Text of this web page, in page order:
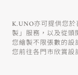
K.UNO亦可提供您
製」服務，以及從
您繪製不限張數的
您前往各門市欣賞設